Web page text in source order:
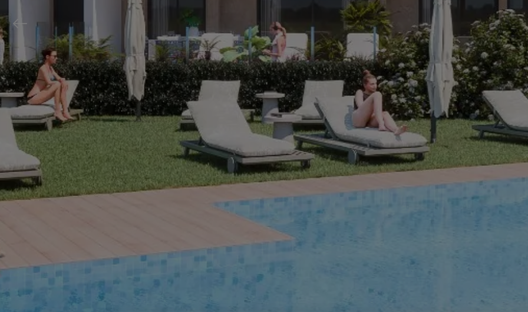
Previous